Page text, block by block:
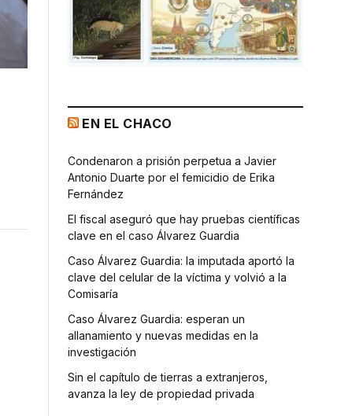
EN EL CHACO
Condenaron a prisión perpetua a Javier
Antonio Duarte por el femicidio de Erika
Fernández
El fiscal aseguró que hay pruebas científicas
clave en el caso Álvarez Guardia
Caso Álvarez Guardia: la imputada aportó la
clave del celular de la víctima y volvió a la
Comisaría
Caso Álvarez Guardia: esperan un
allanamiento y nuevas medidas en la
investigación
Sin el capítulo de tierras a extranjeros,
avanza la ley de propiedad privada